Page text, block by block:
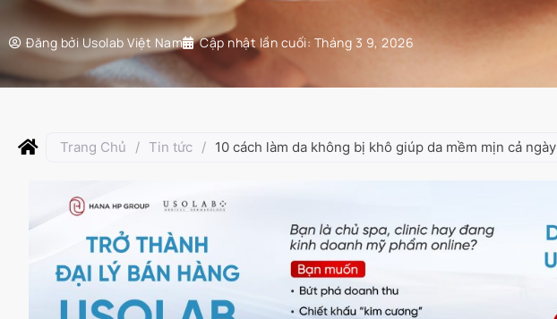
Đăng bởiUsolab Việt Nam Cập nhật lần cuối: Tháng 3 9, 2026
Trang Chủ / Tin tức / 10 cách làm da không bị khô giúp da mềm mịn cả ngày